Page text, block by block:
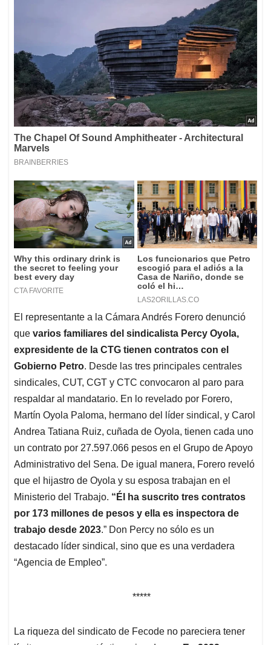
El representante a la Cámara Andrés Forero denunció
que varios familiares del sindicalista Percy Oyola,
expresidente de la CTG tienen contratos con el
Gobierno Petro. Desde las tres principales centrales
sindicales, CUT, CGT y CTC convocaron al paro para
respaldar al mandatario. En lo revelado por Forero,
Martín Oyola Paloma, hermano del líder sindical, y Carol
Andrea Tatiana Ruiz, cuñada de Oyola, tienen cada uno
un contrato por 27.597.066 pesos en el Grupo de Apoyo
Administrativo del Sena. De igual manera, Forero reveló
que el hijastro de Oyola y su esposa trabajan en el
Ministerio del Trabajo. “Él ha suscrito tres contratos
por 173 millones de pesos y ella es inspectora de
trabajo desde 2023.” Don Percy no sólo es un
destacado líder sindical, sino que es una verdadera
“Agencia de Empleo”.
*****
La riqueza del sindicato de Fecode no pareciera tener